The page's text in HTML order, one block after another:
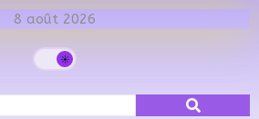
8 août 2026